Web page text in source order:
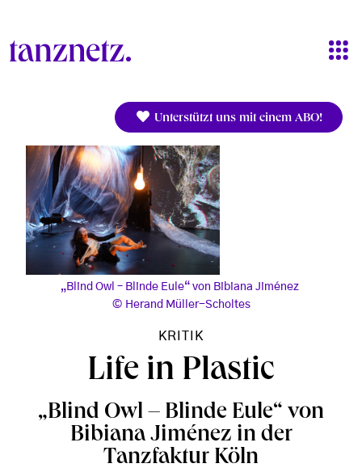
Unterstützt uns mit einem ABO!
„Blind Owl – Blinde Eule“ von Bibiana Jiménez
Herand Müller-Scholtes
KRITIK
Life in Plastic
„Blind Owl – Blinde Eule“ von
Bibiana Jiménez in der
Tanzfaktur Köln